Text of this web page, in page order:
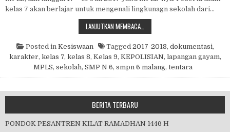
kelas 7 akan berlajar untuk mengenali lingkunagn sekolah dari…
LANJUTKAN MEMBACA…
Posted in Kesiswaan Tagged 2017-2018, dokumentasi,
karakter, kelas 7, kelas 8, Kelas 9, KEPOLISIAN, lapangan gayam,
MPLS, sekolah, SMP N 6, smpn 6 malang, tentara
BERITA TERBARU
PONDOK PESANTREN KILAT RAMADHAN 1446 H